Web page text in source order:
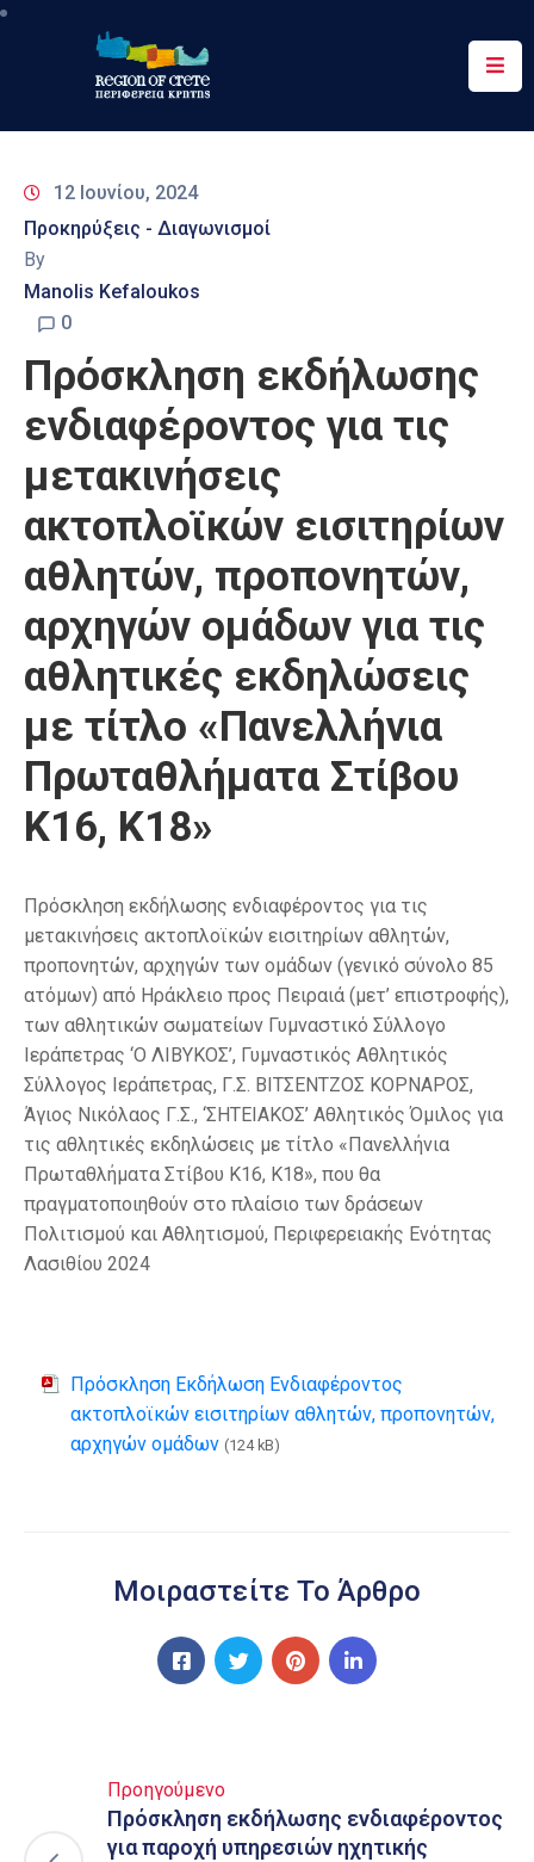
Περιφέρεια
&
Δράσεις
Ψηφιακές
Υπηρεσίες
Επικοινωνία
12 Ιουνίου, 2024
Προκηρύξεις - Διαγωνισμοί
By
Manolis Kefaloukos
0
Πρόσκληση εκδήλωσης
ενδιαφέροντος για τις
μετακινήσεις
ακτοπλοϊκών εισιτηρίων
αθλητών, προπονητών,
αρχηγών ομάδων για τις
αθλητικές εκδηλώσεις
με τίτλο «Πανελλήνια
Πρωταθλήματα Στίβου
Κ16, Κ18»
Πρόσκληση εκδήλωσης ενδιαφέροντος για τις
μετακινήσεις ακτοπλοϊκών εισιτηρίων αθλητών,
προπονητών, αρχηγών των ομάδων (γενικό σύνολο 85
ατόμων) από Ηράκλειο προς Πειραιά (μετ’ επιστροφής),
των αθλητικών σωματείων Γυμναστικό Σύλλογο
Ιεράπετρας ‘Ο ΛΙΒΥΚΟΣ’, Γυμναστικός Αθλητικός
Σύλλογος Ιεράπετρας, Γ.Σ. ΒΙΤΣΕΝΤΖΟΣ ΚΟΡΝΑΡΟΣ,
Άγιος Νικόλαος Γ.Σ., ‘ΣΗΤΕΙΑΚΟΣ’ Αθλητικός Όμιλος για
τις αθλητικές εκδηλώσεις με τίτλο «Πανελλήνια
Πρωταθλήματα Στίβου Κ16, Κ18», που θα
πραγματοποιηθούν στο πλαίσιο των δράσεων
Πολιτισμού και Αθλητισμού, Περιφερειακής Ενότητας
Λασιθίου 2024
Πρόσκληση Εκδήλωση Ενδιαφέροντος
ακτοπλοϊκών εισιτηρίων αθλητών, προπονητών,
αρχηγών ομάδων (124 kB)
Μοιραστείτε Το Άρθρο
Προηγούμενο
Πρόσκληση εκδήλωσης ενδιαφέροντος
για παροχή υπηρεσιών ηχητικής